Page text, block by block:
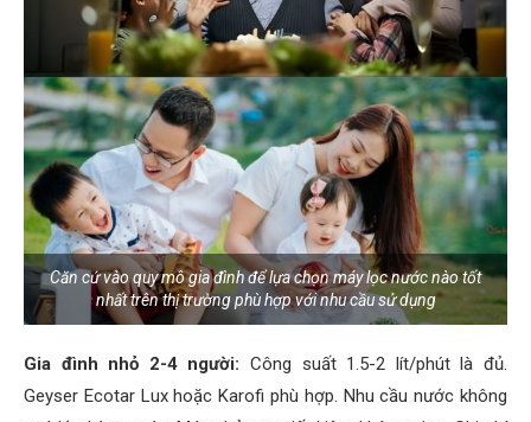
Căn cứ vào quy mô gia đình để lựa chọn máy lọc nước nào tốt
nhất trên thị trường phù hợp với nhu cầu sử dụng
Gia đình nhỏ 2-4 người: Công suất 1.5-2 lít/phút là đủ.
Geyser Ecotar Lux hoặc Karofi phù hợp. Nhu cầu nước không